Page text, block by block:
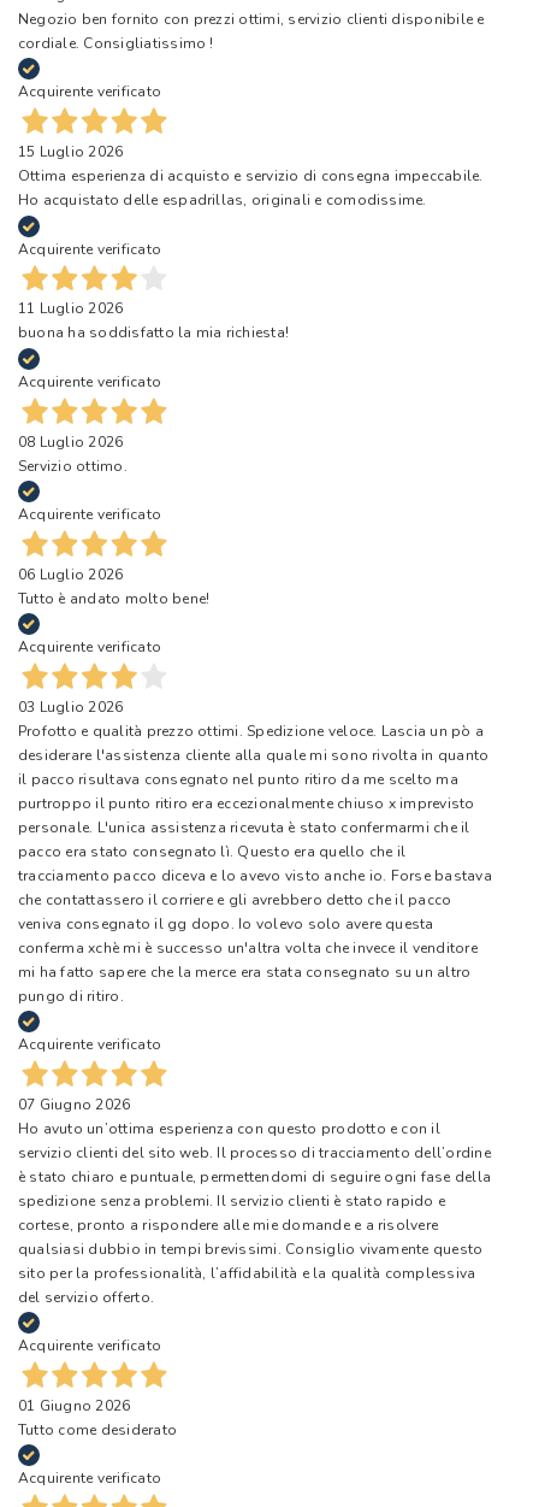
Negozio ben fornito con prezzi ottimi, servizio clienti disponibile e
cordiale. Consigliatissimo !
Acquirente verificato
15 Luglio 2026
Ottima esperienza di acquisto e servizio di consegna impeccabile.
Ho acquistato delle espadrillas, originali e comodissime.
Acquirente verificato
11 Luglio 2026
buona ha soddisfatto la mia richiesta!
Acquirente verificato
08 Luglio 2026
Servizio ottimo.
Acquirente verificato
06 Luglio 2026
Tutto è andato molto bene!
Acquirente verificato
03 Luglio 2026
Profotto e qualità prezzo ottimi. Spedizione veloce. Lascia un pò a
desiderare l'assistenza cliente alla quale mi sono rivolta in quanto
il pacco risultava consegnato nel punto ritiro da me scelto ma
purtroppo il punto ritiro era eccezionalmente chiuso x imprevisto
personale. L'unica assistenza ricevuta è stato confermarmi che il
pacco era stato consegnato lì. Questo era quello che il
tracciamento pacco diceva e lo avevo visto anche io. Forse bastava
che contattassero il corriere e gli avrebbero detto che il pacco
veniva consegnato il gg dopo. Io volevo solo avere questa
conferma xchè mi è successo un'altra volta che invece il venditore
mi ha fatto sapere che la merce era stata consegnato su un altro
pungo di ritiro.
Acquirente verificato
07 Giugno 2026
Ho avuto un’ottima esperienza con questo prodotto e con il
servizio clienti del sito web. Il processo di tracciamento dell’ordine
è stato chiaro e puntuale, permettendomi di seguire ogni fase della
spedizione senza problemi. Il servizio clienti è stato rapido e
cortese, pronto a rispondere alle mie domande e a risolvere
qualsiasi dubbio in tempi brevissimi. Consiglio vivamente questo
sito per la professionalità, l’affidabilità e la qualità complessiva
del servizio offerto.
Acquirente verificato
01 Giugno 2026
Tutto come desiderato
Acquirente verificato